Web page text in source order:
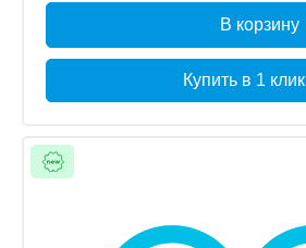
В корзину
Купить в 1 клик